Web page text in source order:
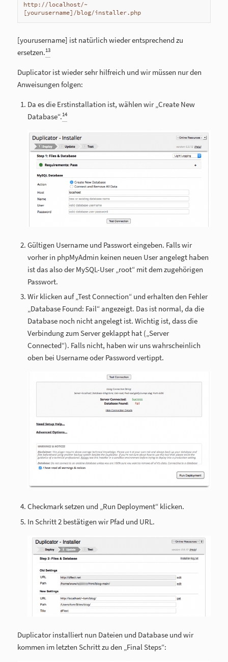
http://localhost/~
[yourusername]/blog/installer.php
[yourusername] ist natürlich wieder entsprechend zu
ersetzen.13
Duplicator ist wieder sehr hilfreich und wir müssen nur den
Anweisungen folgen:
Da es die Erstinstallation ist, wählen wir „Create New
Database“.14
Gültigen Username und Passwort eingeben. Falls wir
vorher in phpMyAdmin keinen neuen User angelegt haben
ist das also der MySQL-User „root“ mit dem zugehörigen
Passwort.
Wir klicken auf „Test Connection“ und erhalten den Fehler
„Database Found: Fail“ angezeigt. Das ist normal, da die
Database noch nicht angelegt ist. Wichtig ist, dass die
Verbindung zum Server geklappt hat („Server
Connected“). Falls nicht, haben wir uns wahrscheinlich
oben bei Username oder Password vertippt.
Checkmark setzen und „Run Deployment“ klicken.
In Schritt 2 bestätigen wir Pfad und URL.
Duplicator installiert nun Dateien und Database und wir
kommen im letzten Schritt zu den „Final Steps“: